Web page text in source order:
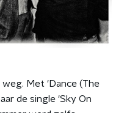
Met 'Dance (The
de single 'Sky On